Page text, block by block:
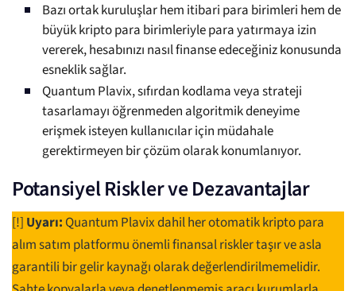
Bazı ortak kuruluşlar hem itibari para birimleri hem de
büyük kripto para birimleriyle para yatırmaya izin
vererek, hesabınızı nasıl finanse edeceğiniz konusunda
esneklik sağlar.
Quantum Plavix, sıfırdan kodlama veya strateji
tasarlamayı öğrenmeden algoritmik deneyime
erişmek isteyen kullanıcılar için müdahale
gerektirmeyen bir çözüm olarak konumlanıyor.
Potansiyel Riskler ve Dezavantajlar
[!] Uyarı: Quantum Plavix dahil her otomatik kripto para
alım satım platformu önemli finansal riskler taşır ve asla
garantili bir gelir kaynağı olarak değerlendirilmemelidir.